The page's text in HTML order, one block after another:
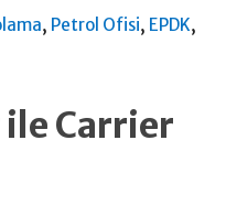
, Petrol Ofisi, EPDK,
Carrier